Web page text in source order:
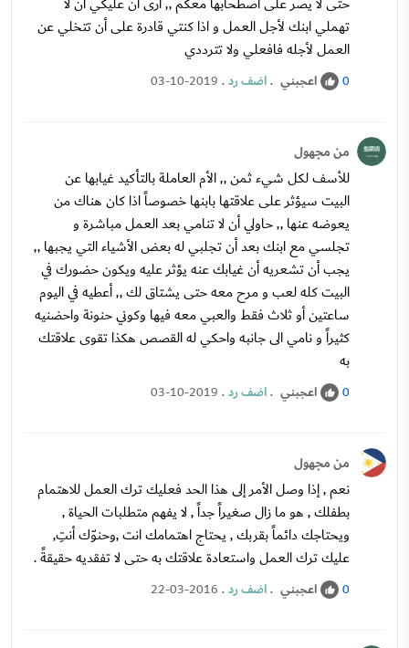
تهملي ابنك لأجل العمل و اذا كنتي قادرة على أن تتخلي عن
العمل لأجله فافعلي ولا تترددي
0 اعجبني .اضف رد.
03-10-2019
من مجهول
للأسف لكل شيء ثمن ,, الأم العاملة بالتأكيد غيابها عن
البيت سيؤثر على علاقتها بابنها خصوصاً اذا كان هناك من
يعوضه عنها ,, حاولي أن لا تنامي بعد العمل مباشرة و
تجلسي مع ابنك بعد أن تجلبي له بعض الأشياء التي يجبها ,,
يجب أن تشعريه أن غيابك عنه يؤثر عليه ويكون حضورك في
البيت كله لعب و مرح معه حتى يشتاق لك ,, أعطيه في اليوم
ساعتين أو ثلاث فقط والعبي معه فيها وكوني حنونة واحضنيه
كثيراً و نامي الى جانبه واحكي له القصص هكذا تقوى علاقتك
به
0 اعجبني .اضف رد.
03-10-2019
من مجهول
نعم , إذا وصل الأمر إلى هذا الحد فعليك ترك العمل للاهتمام
بطفلك , هو ما زال صغيراً جداً , لا يفهم متطلبات الحياة ,
ويحتاجك دائماً بقربك , يحتاج اهتمامك انت ,وحنوّك أنتِ,
عليك ترك العمل واستعادة علاقتك به حتى لا تفقديه حقيقةً .
0 اعجبني .اضف رد.
22-03-2016